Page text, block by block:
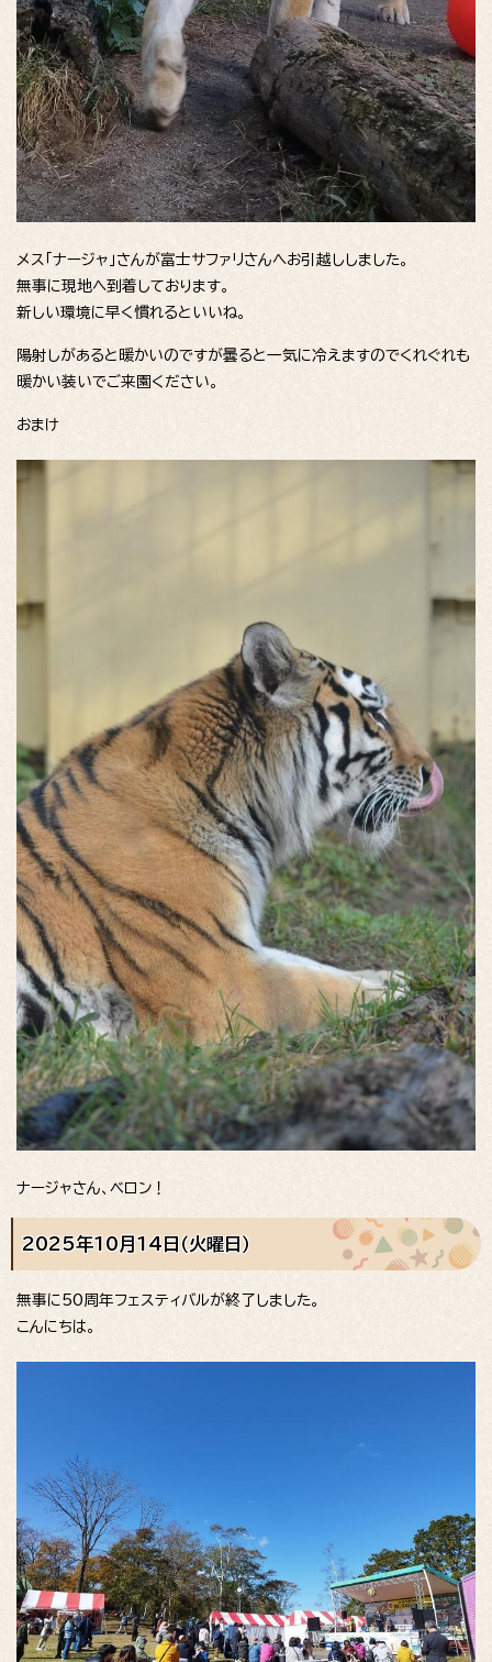
メス「ナージャ」さんが富士サファリさんへお引越ししました。
無事に現地へ到着しております。
新しい環境に早く慣れるといいね。
陽射しがあると暖かいのですが曇ると一気に冷えますのでくれぐれも
暖かい装いでご来園ください。
おまけ
ナージャさん、ベロン！
2025年10月14日（火曜日）
無事に50周年フェスティバルが終了しました。
こんにちは。